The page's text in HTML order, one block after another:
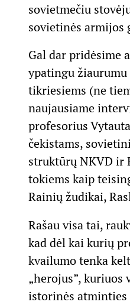
sovietmečiu
sovietinės armijos
Gal dar pridėsime
ypatingu
tikriesiems (ne
naujausiame
profesorius
čekistams,
struktūrų NKVD ir
tokiems kaip
Rainių žudikai,
Rašau visa tai,
kad dėl kai kurių
kvailumo tenka
„herojus”,
istorinės atminties